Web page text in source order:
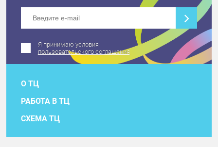
Я принимаю условия
пользовательского соглашения
О ТЦ
РАБОТА В ТЦ
СХЕМА ТЦ